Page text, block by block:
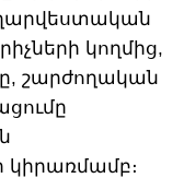
կողմից,
շարժողական
կիրառմամբ։